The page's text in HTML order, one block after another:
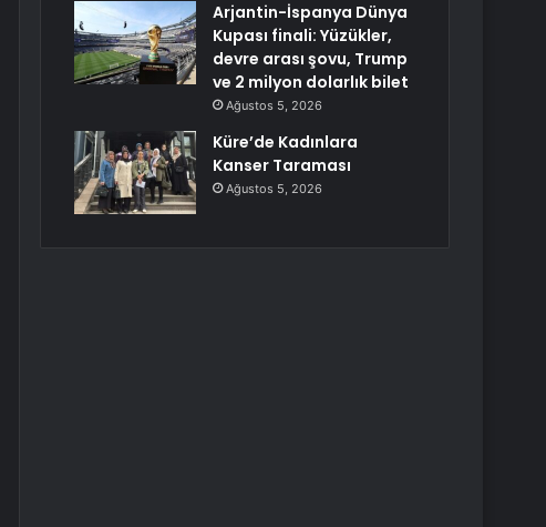
Arjantin-İspanya Dünya
Kupası finali: Yüzükler,
devre arası şovu, Trump
ve 2 milyon dolarlık bilet
Ağustos 5, 2026
Küre’de Kadınlara
Kanser Taraması
Ağustos 5, 2026